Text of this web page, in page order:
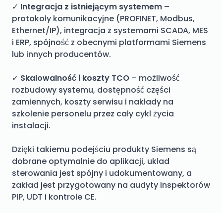
✓ Integracja z istniejącym systemem –
protokoły komunikacyjne (PROFINET, Modbus,
Ethernet/IP), integracja z systemami SCADA, MES
i ERP, spójność z obecnymi platformami Siemens
lub innych producentów.
✓ Skalowalność i koszty TCO – możliwość
rozbudowy systemu, dostępność części
zamiennych, koszty serwisu i nakłady na
szkolenie personelu przez cały cykl życia
instalacji.
Dzięki takiemu podejściu produkty Siemens są
dobrane optymalnie do aplikacji, układ
sterowania jest spójny i udokumentowany, a
zakład jest przygotowany na audyty inspektorów
PIP, UDT i kontrole CE.